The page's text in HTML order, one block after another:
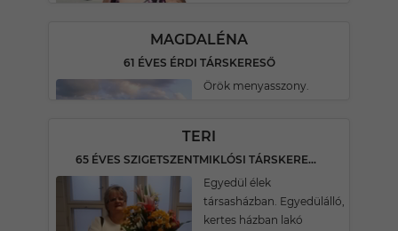
MAGDALÉNA
61 ÉVES ÉRDI TÁRSKERESŐ
Örök menyasszony.
TERI
65 ÉVES SZIGETSZENTMIKLÓSI TÁRSKERESŐ
Egyedül élek
társasházban. Egyedülálló,
kertes házban lakó